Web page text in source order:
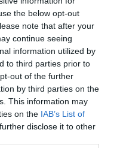
the below opt-out
note that after your
continue seeing
information utilized by
to third parties prior to
out of the further
by third parties on the
This information may
on the IAB’s List of
disclose it to other
νέα για